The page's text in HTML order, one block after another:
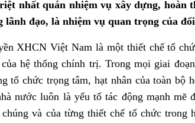
nhất quán nhiệm vụ xây dựng, hoàn
lãnh đạo, là nhiệm vụ quan trọng của
XHCN Việt Nam là một thiết chế tổ
hệ thống chính trị. Trong mọi giai
tổ chức trọng tâm, hạt nhân của toàn
nước luôn là yếu tố tác động mạnh mẽ
và của từng thiết chế tổ chức trong